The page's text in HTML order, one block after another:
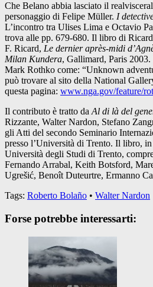
Che Belano abbia lasciato il
personaggio di Felipe Müller. I
L’incontro tra Ulises Lima e Octavio
trova alle pp. 679-680. Il libro di
F. Ricard, Le dernier après-midi
Milan Kundera, Gallimard, Paris
Mark Rothko come: “Unknown
può trovare al sito della National
questa pagina: www.nga.gov/feature/
Il contributo è tratto da Al di là del
Rizzante, Walter Nardon, Stefano
gli Atti del secondo Seminario
presso l’Università di Trento. Il libro,
Università degli Studi di Trento,
Fernando Arrabal, Keith Botsford,
Ugrešić, Benoît Duteurtre, Ermanno
Tags: Roberto Bolaño • Walter Nardon
Forse potrebbe interessarti: